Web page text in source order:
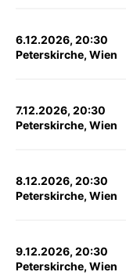
6.12.2026, 20:30
Peterskirche, Wien
7.12.2026, 20:30
Peterskirche, Wien
8.12.2026, 20:30
Peterskirche, Wien
9.12.2026, 20:30
Peterskirche, Wien